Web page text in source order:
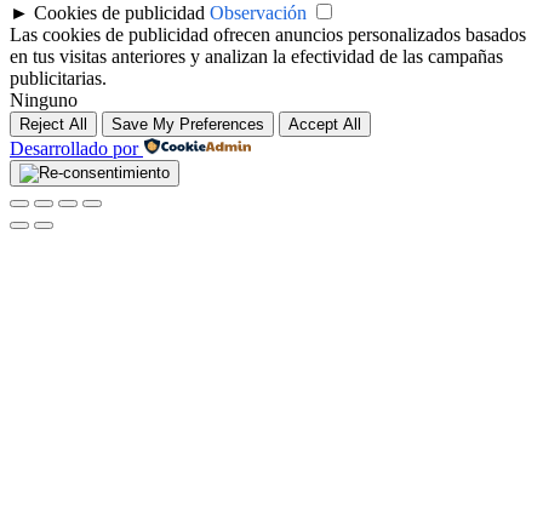
► Cookies de publicidad Observación
Las cookies de publicidad ofrecen anuncios personalizados basados
en tus visitas anteriores y analizan la efectividad de las campañas
publicitarias.
Ninguno
Reject All Save My Preferences Accept All
Desarrollado por